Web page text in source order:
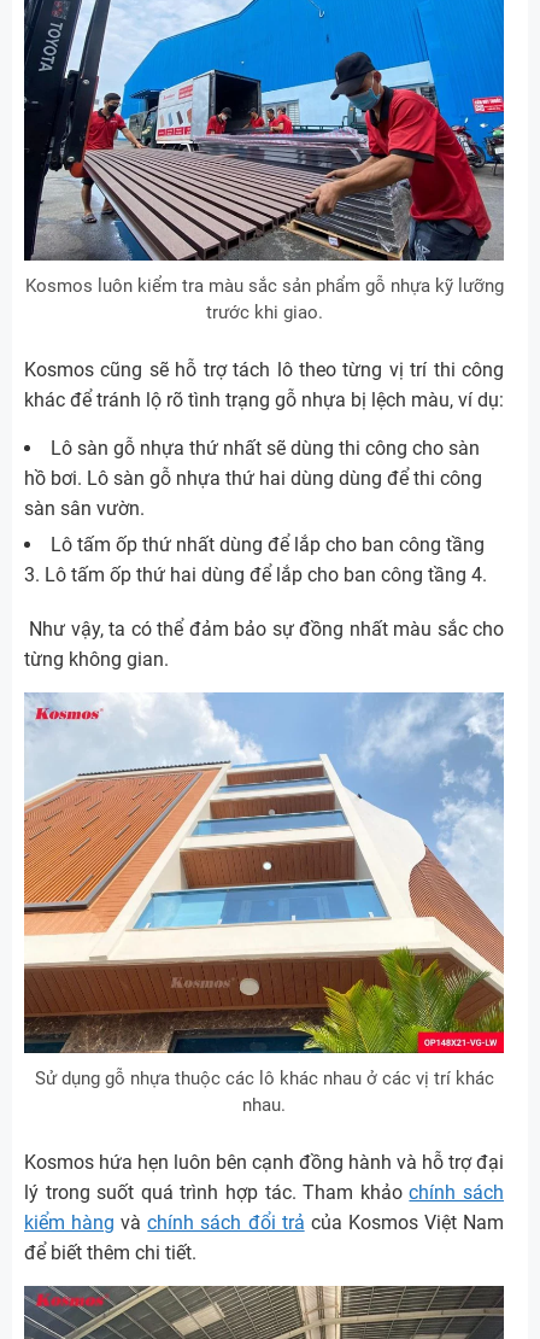
Kosmos luôn kiểm tra màu sắc sản phẩm gỗ nhựa kỹ lưỡng
trước khi giao.
Kosmos cũng sẽ hỗ trợ tách lô theo từng vị trí thi công
khác để tránh lộ rõ tình trạng gỗ nhựa bị lệch màu, ví dụ:
Lô sàn gỗ nhựa thứ nhất sẽ dùng thi công cho sàn
hồ bơi. Lô sàn gỗ nhựa thứ hai dùng dùng để thi công
sàn sân vườn.
Lô tấm ốp thứ nhất dùng để lắp cho ban công tầng
3. Lô tấm ốp thứ hai dùng để lắp cho ban công tầng 4.
Như vậy, ta có thể đảm bảo sự đồng nhất màu sắc cho
từng không gian.
Sử dụng gỗ nhựa thuộc các lô khác nhau ở các vị trí khác
nhau.
Kosmos hứa hẹn luôn bên cạnh đồng hành và hỗ trợ đại
lý trong suốt quá trình hợp tác. Tham khảochính sách
kiểm hàng vàchính sách đổi trả của Kosmos Việt Nam
để biết thêm chi tiết.